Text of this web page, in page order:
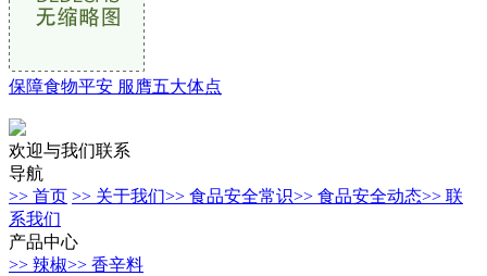
保障食物平安 服膺五大体点
欢迎与我们联系
导航
>> 首页 >> 关于我们>> 食品安全常识>> 食品安全动态>> 联
系我们
产品中心
>> 辣椒>> 香辛料